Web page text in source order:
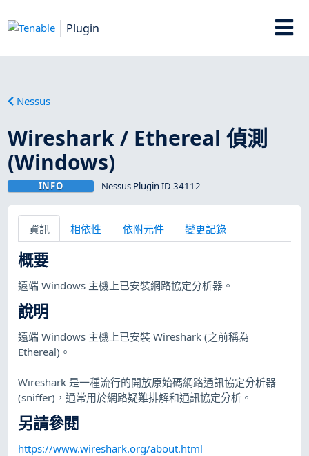
Plugin
Nessus
Wireshark / Ethereal 偵測
(Windows)
INFO Nessus Plugin ID 34112
資訊 相依性 依附元件 變更記錄
概要
遠端 Windows 主機上已安裝網路協定分析器。
說明
遠端 Windows 主機上已安裝 Wireshark (之前稱為
Ethereal)。
Wireshark 是一種流行的開放原始碼網路通訊協定分析器
(sniffer)，通常用於網路疑難排解和通訊協定分析。
另請參閱
https://www.wireshark.org/about.html